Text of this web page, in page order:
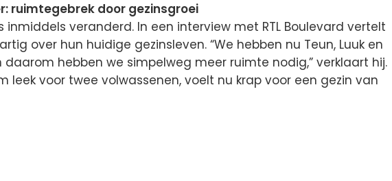
ruimtegebrek door gezinsgroei
inmiddels veranderd. In een interview met RTL Boulevard vertelt
over hun huidige gezinsleven. “We hebben nu Teun, Luuk en
daarom hebben we simpelweg meer ruimte nodig,” verklaart hij.
leek voor twee volwassenen, voelt nu krap voor een gezin van